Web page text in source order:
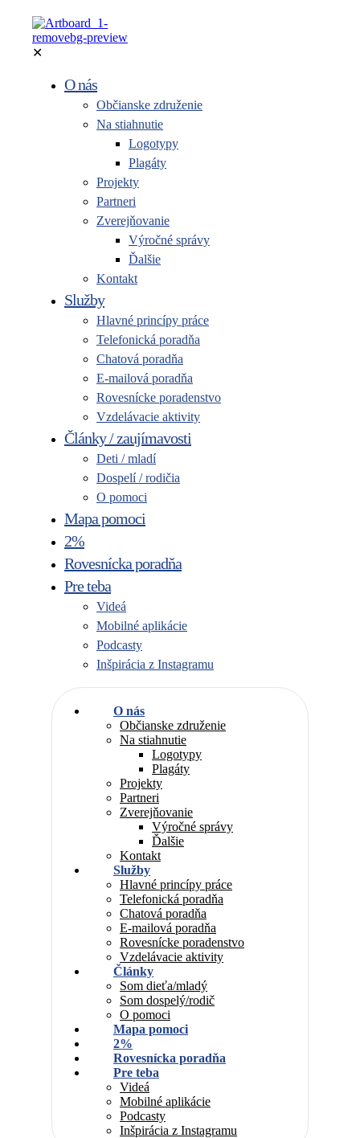
✕
O nás
Občianske združenie
Na stiahnutie
Logotypy
Plagáty
Projekty
Partneri
Zverejňovanie
Výročné správy
Ďalšie
Kontakt
Služby
Hlavné princípy práce
Telefonická poradňa
Chatová poradňa
E-mailová poradňa
Rovesnícke poradenstvo
Vzdelávacie aktivity
Články / zaujímavosti
Deti / mladí
Dospelí / rodičia
O pomoci
Mapa pomoci
2%
Rovesnícka poradňa
Pre teba
Videá
Mobilné aplikácie
Podcasty
Inšpirácia z Instagramu
O nás
Občianske združenie
Na stiahnutie
Logotypy
Plagáty
Projekty
Partneri
Zverejňovanie
Výročné správy
Ďalšie
Kontakt
Služby
Hlavné princípy práce
Telefonická poradňa
Chatová poradňa
E-mailová poradňa
Rovesnícke poradenstvo
Vzdelávacie aktivity
Články
Som dieťa/mladý
Som dospelý/rodič
O pomoci
Mapa pomoci
2%
Rovesnícka poradňa
Pre teba
Videá
Mobilné aplikácie
Podcasty
Inšpirácia z Instagramu